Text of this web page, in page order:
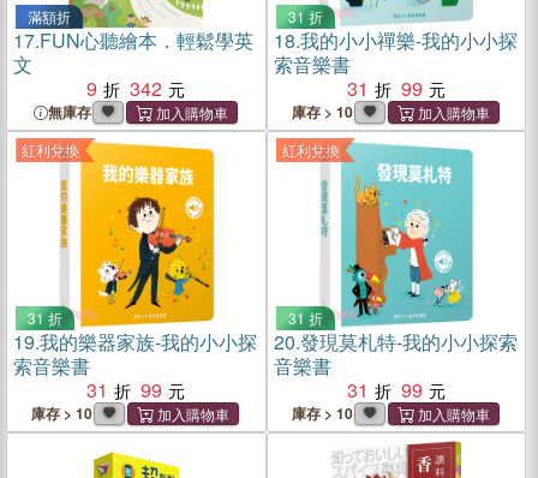
滿額折
17.FUN心聽繪本．輕鬆學英
文
9
342
無庫存
31 折
18.我的小小禪樂-我的小小探
索音樂書
31
99
庫存 > 10
紅利兌換
31 折
19.我的樂器家族-我的小小探
索音樂書
31
99
庫存 > 10
紅利兌換
31 折
20.發現莫札特-我的小小探索
音樂書
31
99
庫存 > 10